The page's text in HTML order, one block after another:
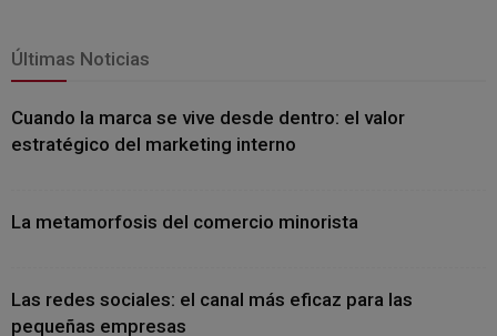
Últimas Noticias
Cuando la marca se vive desde dentro: el valor
estratégico del marketing interno
La metamorfosis del comercio minorista
Las redes sociales: el canal más eficaz para las
pequeñas empresas